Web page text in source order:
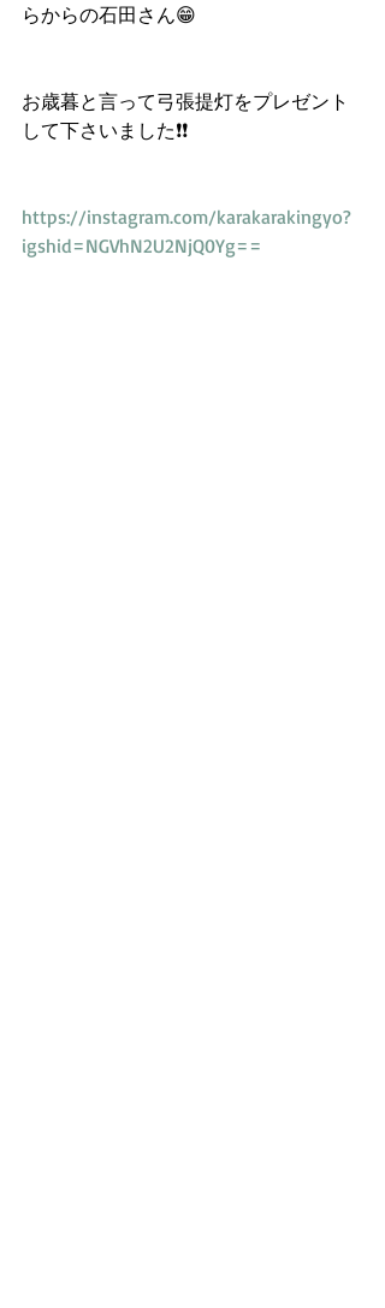
らからの石田さん😁
お歳暮と言って弓張提灯をプレゼント
して下さいました❗️❗️
https://instagram.com/karakarakingyo?
igshid=NGVhN2U2NjQ0Yg==